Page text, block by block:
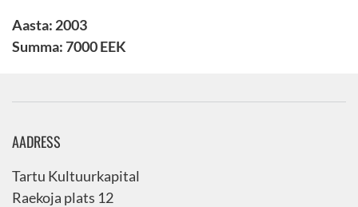
Aasta: 2003
Summa: 7000 EEK
AADRESS
Tartu Kultuurkapital
Raekoja plats 12